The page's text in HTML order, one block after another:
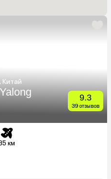
Китай
9.3
39 отзывов
км